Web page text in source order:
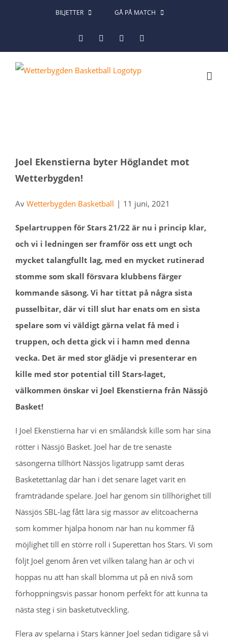
BILJETTER GÅ PÅ MATCH
FacebookInstagram
större
bild
Joel Ekenstierna byter Höglandet mot
Wetterbygden!
Av Wetterbygden Basketball | 11 juni, 2021
Spelartruppen för Stars 21/22 är nu i princip klar,
och vi i ledningen ser framför oss ett ungt och
mycket talangfullt lag, med en mycket rutinerad
stomme som skall försvara klubbens färger
kommande säsong. Vi har tittat på några sista
pusselbitar, där vi till slut har enats om en sista
spelare som vi väldigt gärna velat få med i
truppen, och detta gick vi i hamn med denna
vecka. Det är med stor glädje vi presenterar en
kille med stor potential till Stars-laget,
välkommen önskar vi Joel Ekenstierna från Nässjö
Basket!
I Joel Ekenstierna har vi en småländsk kille som har sina
rötter i Nässjö Basket. Joel har de tre senaste
säsongerna tillhört Nässjös ligatrupp samt deras
Basketettanlag där han i det senare laget varit en
framträdande spelare. Joel har genom sin tillhörighet till
Nässjös SBL-lag fått lära sig massor av elitcoacherna
som kommer hjälpa honom när han nu kommer få
möjlighet till en större roll i Superettan hos Stars. Vi som
följt Joel genom åren vet vilken talang han är och vi
hoppas nu att han skall blomma ut på en nivå som
förhoppningsvis passar honom perfekt för att kunna ta
nästa steg i sin basketutveckling.
Flera av spelarna i Stars känner Joel sedan tidigare så vi